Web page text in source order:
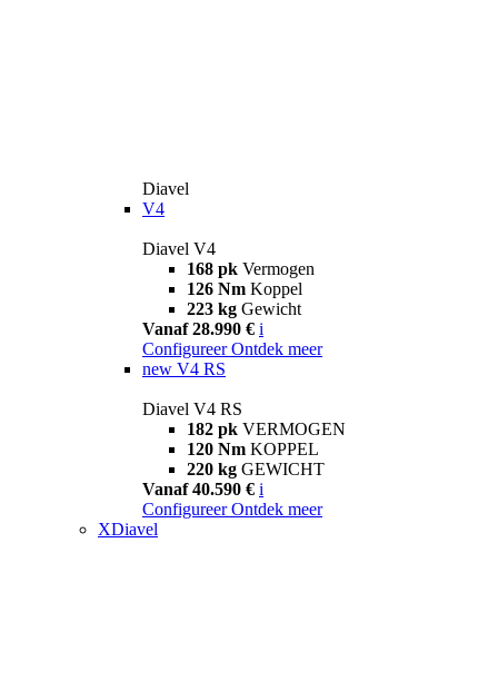
Diavel
V4
Diavel V4
168 pk Vermogen
126 Nm Koppel
223 kg Gewicht
Vanaf 28.990 € i
Configureer Ontdek meer
new V4 RS
Diavel V4 RS
182 pk VERMOGEN
120 Nm KOPPEL
220 kg GEWICHT
Vanaf 40.590 € i
Configureer Ontdek meer
XDiavel